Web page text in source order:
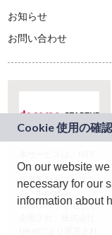
お知らせ
お問い合わせ
ドコモグループの新
規事業創出プログラ
ム「docomo
STARTUP」を通じて
On our website
necessary for our
information about